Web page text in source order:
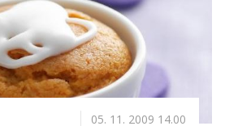
05. 11. 2009 14.00